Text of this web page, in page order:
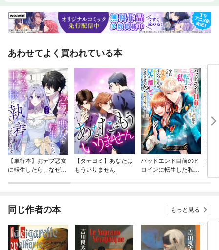
あわせてよく買われている本
【単行本】おデブ悪女
に転生したら、なぜか
【タテヨミ】あなたは
もういりません
バッドエンド目前のヒ
ロインに転生した私、
結
同じ作者の本 もっと見る